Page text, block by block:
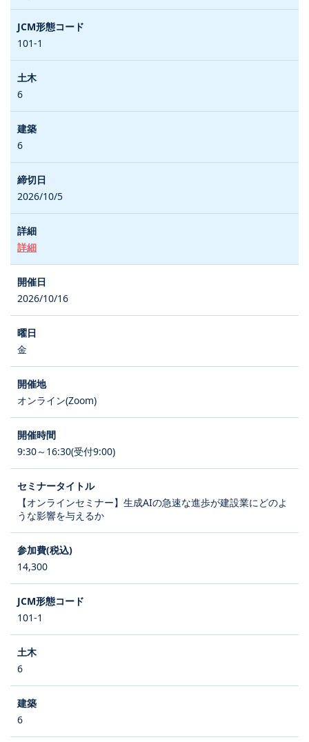
101-1
6
6
2026/10/5
詳細
2026/10/16
金
オンライン(Zoom)
9:30～16:30(受付9:00)
【オンラインセミナー】生成AIの急速な進歩が建設業にどのよ
うな影響を与えるか
14,300
101-1
6
6